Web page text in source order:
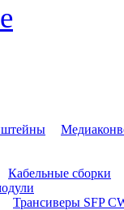
Кабельные сборки
Трансиверы SFP